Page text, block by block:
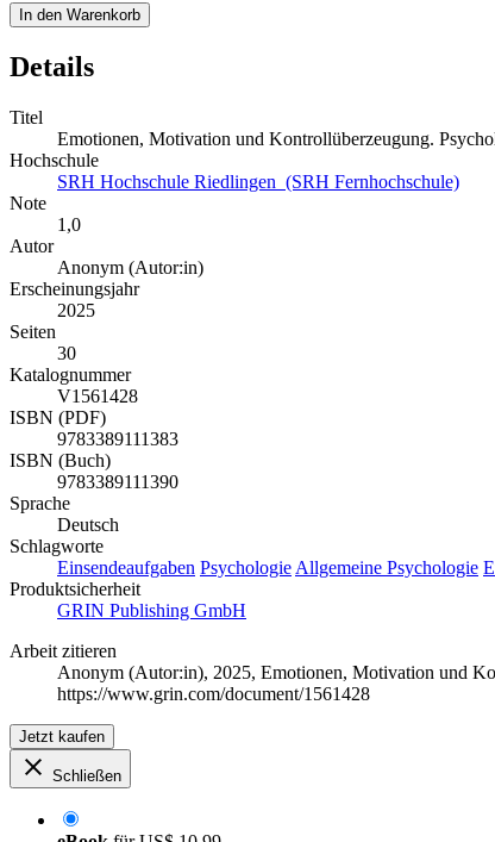
In den Warenkorb
Details
Titel
Emotionen, Motivation und Kontrollüberzeugung.
Hochschule
SRH Hochschule Riedlingen (SRH Fernhochschule)
Note
1,0
Autor
Anonym (Autor:in)
Erscheinungsjahr
2025
Seiten
30
Katalognummer
V1561428
ISBN (PDF)
9783389111383
ISBN (Buch)
9783389111390
Sprache
Deutsch
Schlagworte
Einsendeaufgaben Psychologie Allgemeine Psychologie
Produktsicherheit
GRIN Publishing GmbH
Arbeit zitieren
Anonym (Autor:in), 2025, Emotionen, Motivation und
https://www.grin.com/document/1561428
Jetzt kaufen
Schließen